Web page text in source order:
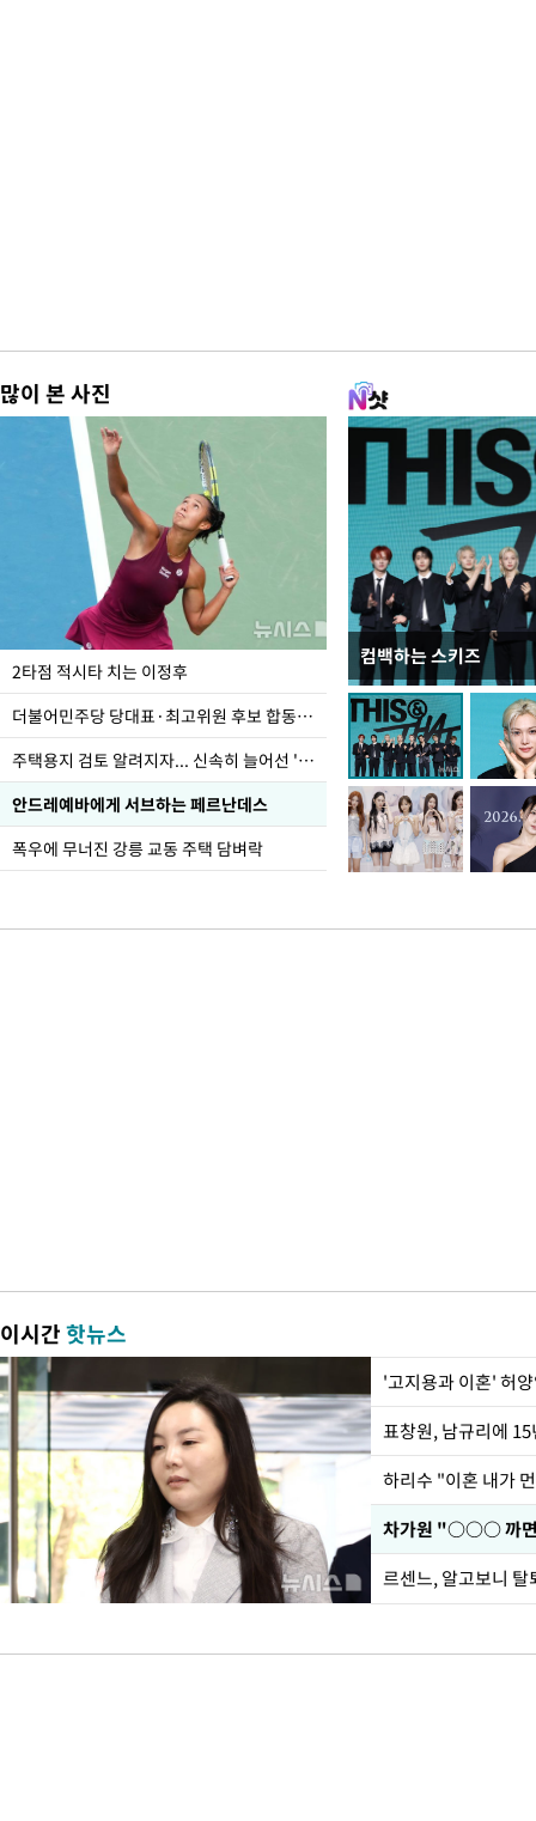
많이 본 사진
2타점 적시타 치는 이정후
더불어민주당 당대표·최고위원 후보 합동연설회
주택용지 검토 알려지자... 신속히 늘어선 '근조화환'
안드레예바에게 서브하는 페르난데스
폭우에 무너진 강릉 교동 주택 담벼락
컴백하는 스키즈
이번주 국회에는 무
이시간핫뉴스
'고지용과 이혼' 허
하리수 "이혼 내가
르센느, 알고보니 탈